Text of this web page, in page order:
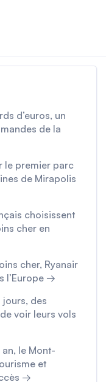
d’euros, un
de la
le premier parc
de Mirapolis
choisissent
cher en
cher, Ryanair
l’Europe →
jours, des
voir leurs vols
le Mont-
et
→